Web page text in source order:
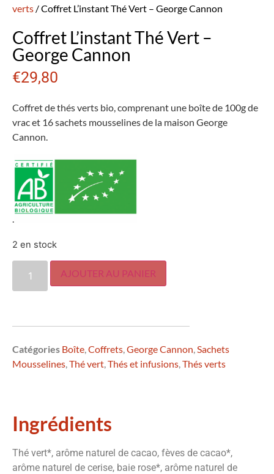
verts / Coffret L’instant Thé Vert – George Cannon
Coffret L’instant Thé Vert –
George Cannon
€29,80
Coffret de thés verts bio, comprenant une boîte de 100g de
vrac et 16 sachets mousselines de la maison George
Cannon.
2 en stock
AJOUTER AU PANIER
Catégories Boîte Coffrets George Cannon Sachets
Mousselines Thé vert Thés et infusions Thés verts
Ingrédients
Thé vert*, arôme naturel de cacao, fèves de cacao*,
arôme naturel de cerise, baie rose*, arôme naturel de